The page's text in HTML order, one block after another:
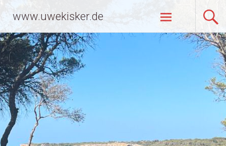
Inhalt
springen
www.uwekisker.de